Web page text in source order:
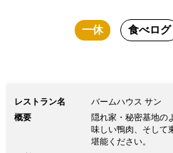
一休 食べログ
レストラン名
バームハウス サン
概要
隠れ家・秘密基地の
味しい鴨肉、そして
堪能ください。